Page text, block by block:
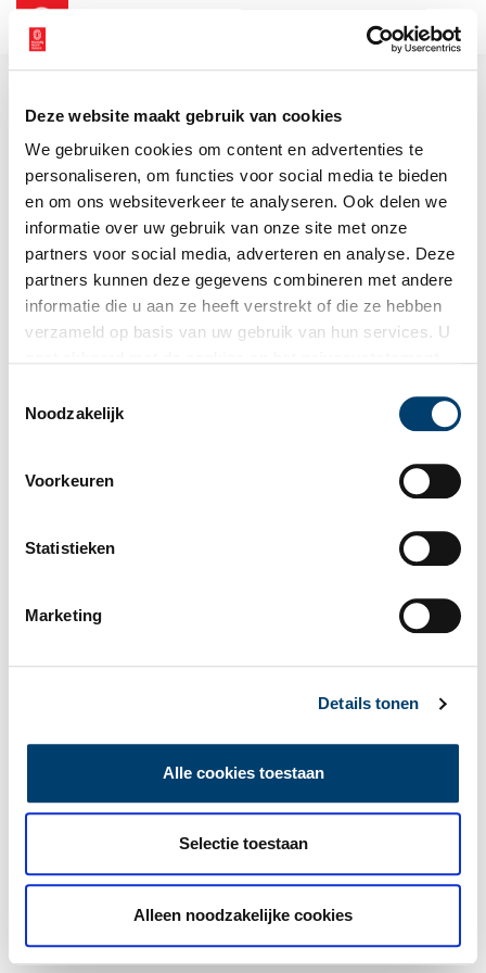
Deze website maakt gebruik van cookies
We gebruiken cookies om content en advertenties te
personaliseren, om functies voor social media te bieden
en om ons websiteverkeer te analyseren. Ook delen we
informatie over uw gebruik van onze site met onze
partners voor social media, adverteren en analyse. Deze
partners kunnen deze gegevens combineren met andere
informatie die u aan ze heeft verstrekt of die ze hebben
verzameld op basis van uw gebruik van hun services. U
Noodzakelijk
Voorkeuren
Statistieken
Marketing
Details tonen
Alle cookies toestaan
Selectie toestaan
Alleen noodzakelijke cookies